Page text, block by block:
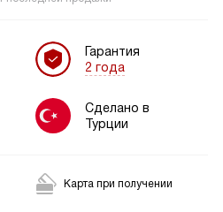
Гарантия
2 года
Сделано в
Турции
Карта при получении